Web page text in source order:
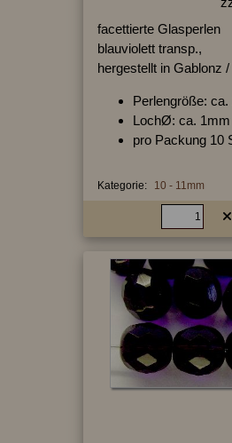
facettierte Glasperlen
blauviolett transp.,
hergestellt in Gablonz
Perlengröße: ca.
LochØ: ca. 1mm
pro Packung 10
Kategorie: 10 - 11mm